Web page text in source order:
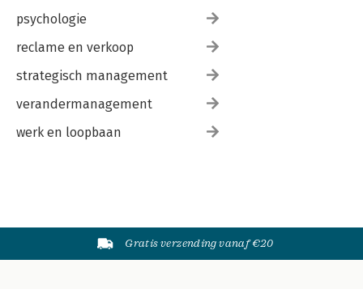
psychologie
reclame en verkoop
strategisch management
verandermanagement
werk en loopbaan
Gratis verzending vanaf €20